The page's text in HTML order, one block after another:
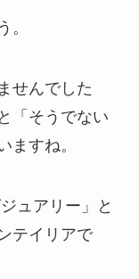
。
せんでした
「そうでない
ますね。
ュアリー」と
テイリアで